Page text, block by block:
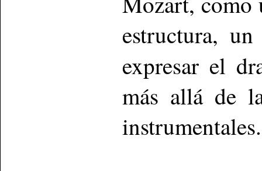
estructura,
expresar el
más allá de
instrumentales.